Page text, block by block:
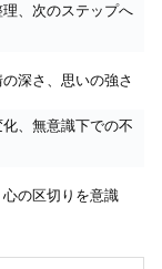
、次のステップへ
深さ、思いの強さ
、無意識下での不
の区切りを意識